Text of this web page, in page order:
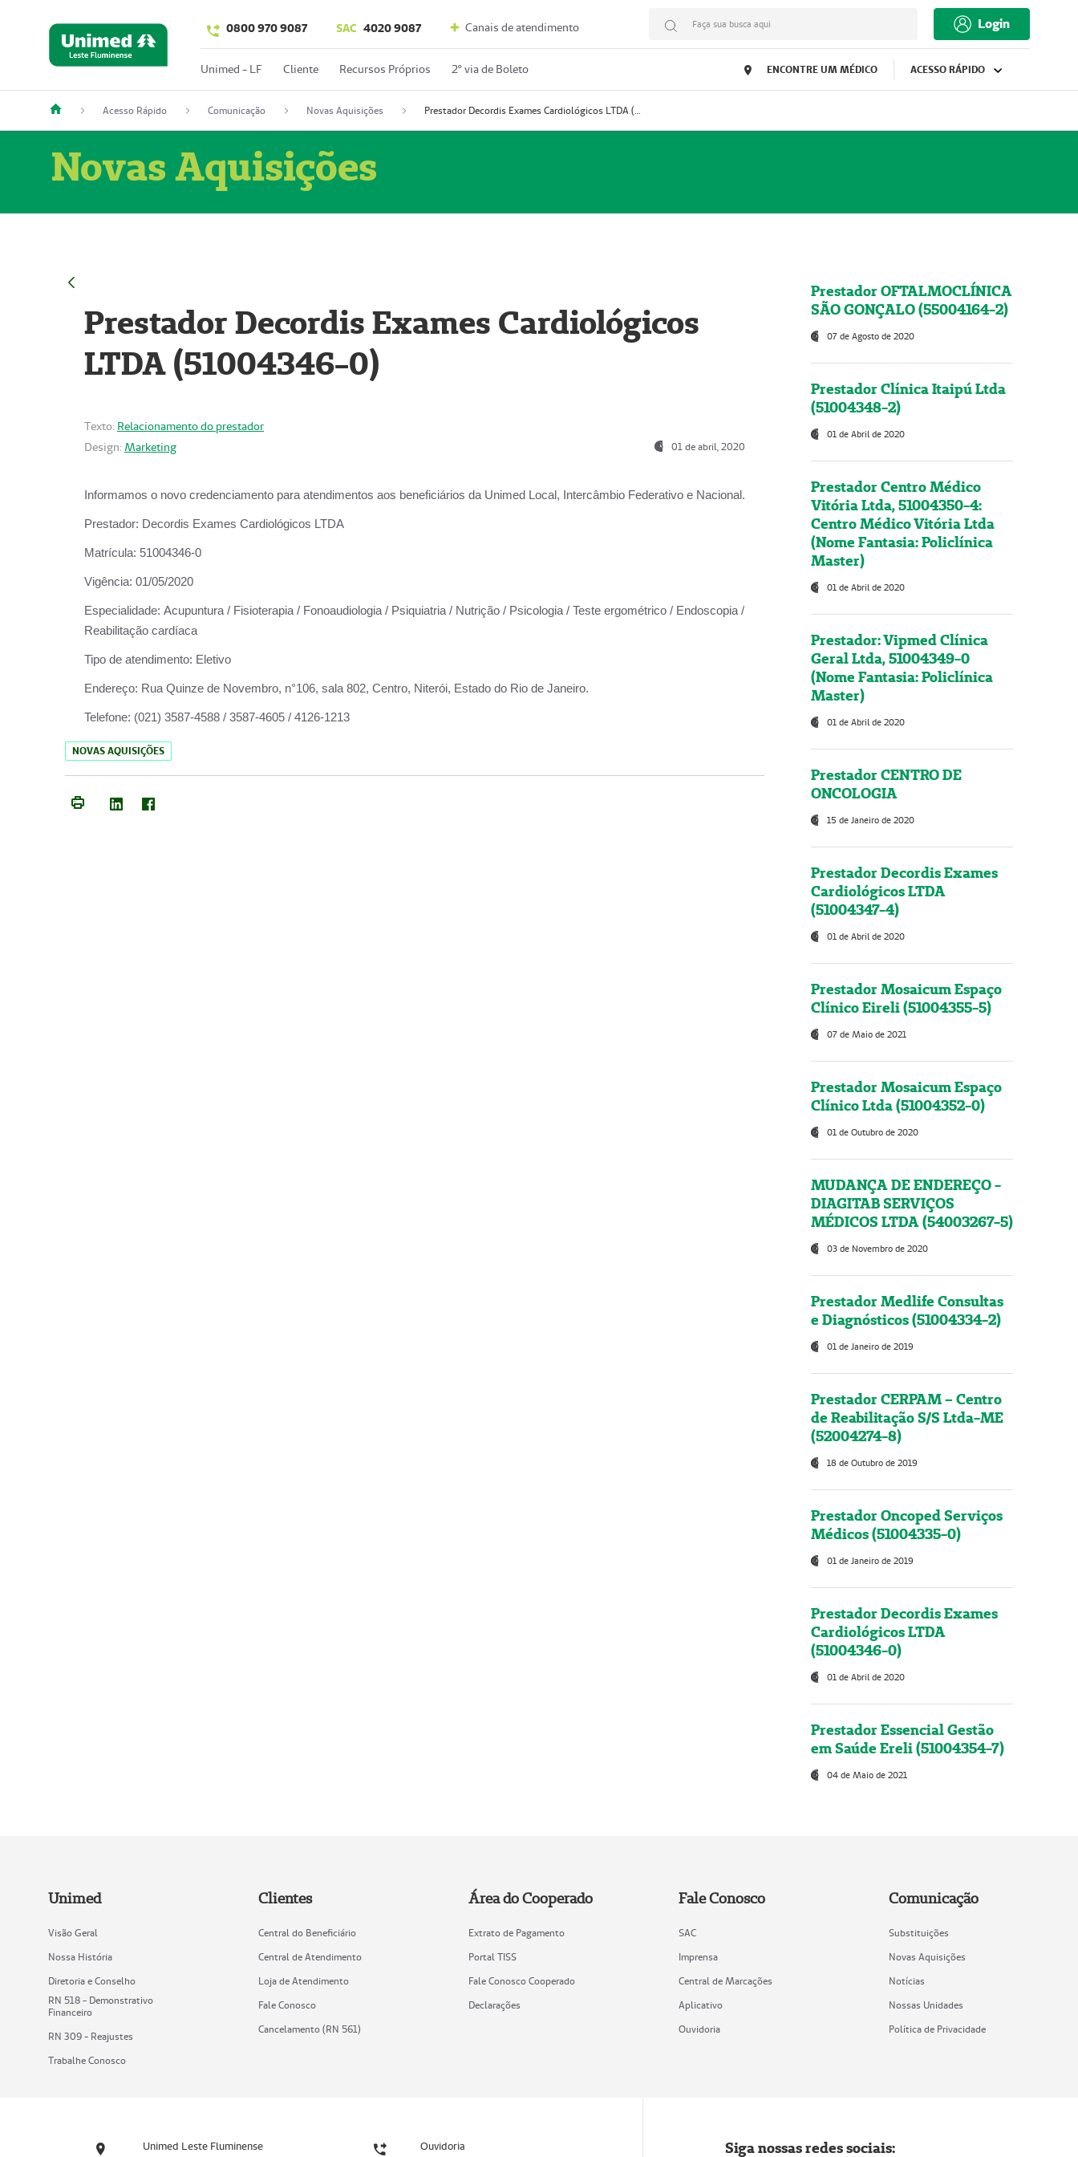
0800 970 9087 SAC 4020 9087 Canais de atendimento Faça sua busca aqui Login
Unimed - LF Cliente Recursos Próprios 2º via de Boleto ENCONTRE UM MÉDICO ACESSO RÁPIDO
Acesso Rápido Comunicação Novas Aquisições Prestador Decordis Exames Cardiológicos LTDA (51004346-0)
Novas Aquisições
Prestador Decordis Exames Cardiológicos
LTDA (51004346-0)
Texto: Relacionamento do prestador
Design: Marketing 01 de abril, 2020
Informamos o novo credenciamento para atendimentos aos beneficiários da Unimed Local, Intercâmbio Federativo e Nacional.
Prestador: Decordis Exames Cardiológicos LTDA
Matrícula: 51004346-0
Vigência: 01/05/2020
Especialidade: Acupuntura / Fisioterapia / Fonoaudiologia / Psiquiatria / Nutrição / Psicologia / Teste ergométrico / Endoscopia /
Reabilitação cardíaca
Tipo de atendimento: Eletivo
Endereço: Rua Quinze de Novembro, n°106, sala 802, Centro, Niterói, Estado do Rio de Janeiro.
Telefone: (021) 3587-4588 / 3587-4605 / 4126-1213
NOVAS AQUISIÇÕES
Prestador OFTALMOCLÍNICA
SÃO GONÇALO (55004164-2)
07 de Agosto de 2020
Prestador Clínica Itaipú Ltda
(51004348-2)
01 de Abril de 2020
Prestador Centro Médico
Vitória Ltda, 51004350-4:
Centro Médico Vitória Ltda
(Nome Fantasia: Policlínica
Master)
01 de Abril de 2020
Prestador: Vipmed Clínica
Geral Ltda, 51004349-0
(Nome Fantasia: Policlínica
Master)
01 de Abril de 2020
Prestador CENTRO DE
ONCOLOGIA
15 de Janeiro de 2020
Prestador Decordis Exames
Cardiológicos LTDA
(51004347-4)
01 de Abril de 2020
Prestador Mosaicum Espaço
Clínico Eireli (51004355-5)
07 de Maio de 2021
Prestador Mosaicum Espaço
Clínico Ltda (51004352-0)
01 de Outubro de 2020
MUDANÇA DE ENDEREÇO -
DIAGITAB SERVIÇOS
MÉDICOS LTDA (54003267-5)
03 de Novembro de 2020
Prestador Medlife Consultas
e Diagnósticos (51004334-2)
01 de Janeiro de 2019
Prestador CERPAM – Centro
de Reabilitação S/S Ltda-ME
(52004274-8)
18 de Outubro de 2019
Prestador Oncoped Serviços
Médicos (51004335-0)
01 de Janeiro de 2019
Prestador Decordis Exames
Cardiológicos LTDA
(51004346-0)
01 de Abril de 2020
Prestador Essencial Gestão
em Saúde Ereli (51004354-7)
04 de Maio de 2021
Unimed
Visão Geral
Nossa História
Diretoria e Conselho
RN 518 - Demonstrativo
Financeiro
RN 309 - Reajustes
Trabalhe Conosco
Clientes
Central do Beneficiário
Central de Atendimento
Loja de Atendimento
Fale Conosco
Cancelamento (RN 561)
Área do Cooperado
Extrato de Pagamento
Portal TISS
Fale Conosco Cooperado
Declarações
Fale Conosco
SAC
Imprensa
Central de Marcações
Aplicativo
Ouvidoria
Comunicação
Substituições
Novas Aquisições
Notícias
Nossas Unidades
Política de Privacidade
Unimed Leste Fluminense Ouvidoria Siga nossas redes sociais: